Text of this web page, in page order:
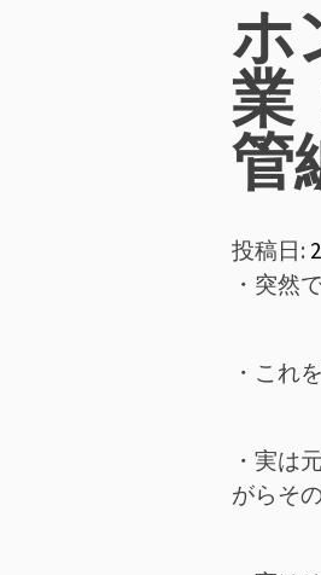
ン
メ
ニ
ュ
ー
ホ
業
管
投稿日:
・突然
・これ
・実は
がらそ